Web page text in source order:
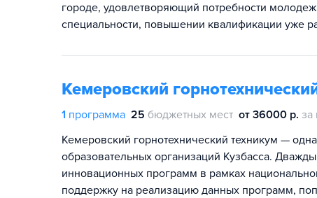
городе, удовлетворяющий потребности
специальности, повышении квалификации уже
Кемеровский
1 программа 25 бюджетных мест от 36000 р. за
Кемеровский горнотехнический техникум —
образовательных организаций Кузбасса.
инновационных программ в рамках
поддержку на реализацию данных программ,